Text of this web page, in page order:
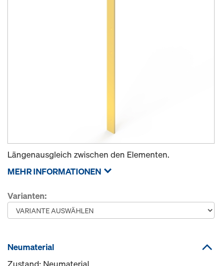
Längenausgleich zwischen den Elementen.
MEHR INFORMATIONEN
Varianten:
Neumaterial